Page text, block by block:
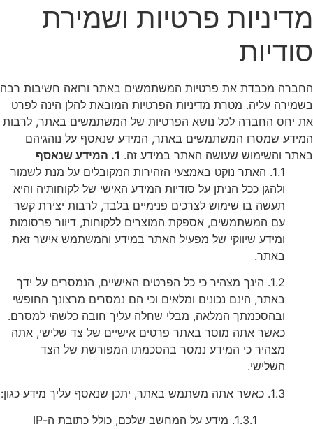
פרטיות ושמירת
מכבדת את פרטיות המשתמשים באתר ורואה חשיבות רבה
עליה. מטרת מדיניות הפרטיות המובאת להלן הינה לפרט
יחס החברה לכל נושא הפרטיות של המשתמשים באתר, לרבות
שמסרו המשתמשים באתר, המידע שנאסף על נוהגיהם
והשימוש שעושה האתר במידע זה. 1. המידע שנאסף
1.1. האתר נוקט באמצעי הזהירות המקובלים על מנת לשמור
ולהגן ככל הניתן על סודיות המידע האישי של לקוחותיה והיא
תעשה בו שימוש לצרכים פנימיים בלבד, לרבות יצירת קשר
עם המשתמשים, אספקת המוצרים ללקוחות, דיוור פרסומות
ומידע שיווקי של מפעיל האתר במידע והמשתמש אישר זאת
באתר.
1.2. הינך מצהיר כי כל הפרטים האישיים, הנמסרים על ידך
באתר, הינם נכונים ומלאים וכי הם נמסרים מרצונך החופשי
ובהסכמתך המלאה, מבלי שחלה עליך חובה כלשהי למסרם.
כאשר אתה מוסר באתר פרטים אישיים של צד שלישי, אתה
מצהיר כי המידע נמסר בהסכמתו המפורשת של הצד
השלישי.
1.3. כאשר אתה משתמש באתר, יתכן שנאסף עליך מידע כגון:
1.3.1. מידע על המחשב שלכם, כולל כתובת ה-IP